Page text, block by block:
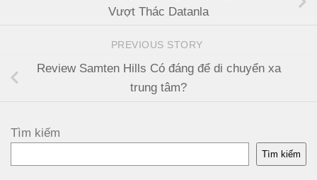
Vượt Thác Datanla
PREVIOUS STORY
Review Samten Hills Có đáng để di chuyển xa
trung tâm?
Tìm kiếm
Tìm kiếm